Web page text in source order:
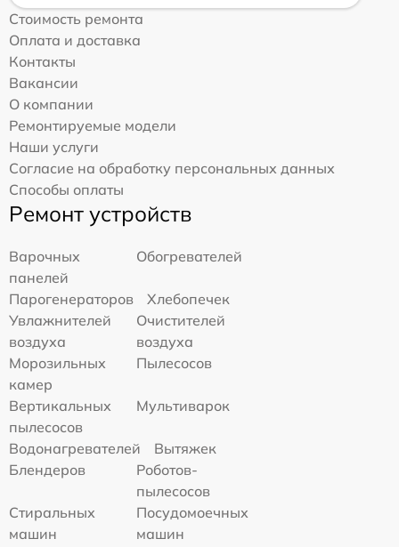
Стоимость ремонта
Оплата и доставка
Контакты
Вакансии
О компании
Ремонтируемые модели
Наши услуги
Согласие на обработку персональных данных
Способы оплаты
Ремонт устройств
Варочных
панелей
Обогревателей
Парогенераторов
Хлебопечек
Увлажнителей
воздуха
Очистителей
воздуха
Морозильных
камер
Пылесосов
Вертикальных
пылесосов
Мультиварок
Водонагревателей
Вытяжек
Блендеров
Роботов-
пылесосов
Стиральных
машин
Посудомоечных
машин